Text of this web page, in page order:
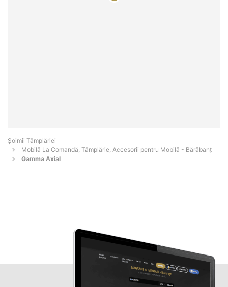
Șoimii Tâmplăriei
Mobilă La Comandă, Tâmplărie, Accesorii pentru Mobilă - Bărăbanţ
Gamma Axial